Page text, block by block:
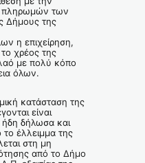
πληρωμών των
Δήμους της
η επιχείρηση,
χρέος της
με πολύ κόπο
όλων.
κατάσταση της
είναι
δήλωσα και
έλλειμμα της
στη μη
από το Δήμο